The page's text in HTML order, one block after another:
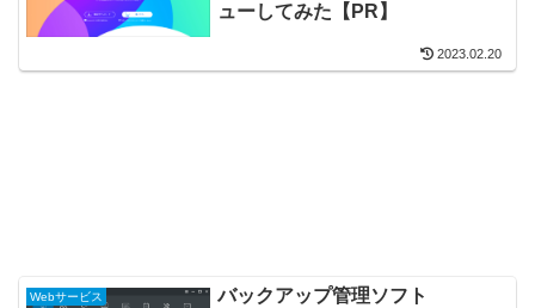
ューしてみた【PR】
2023.02.20
Webサービス
バックアップ管理ソフト